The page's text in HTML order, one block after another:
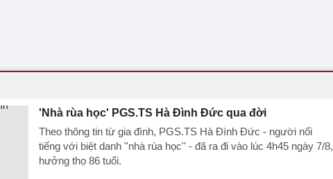
'Nhà rùa học' PGS.TS Hà Đình Đức qua đời
Theo thông tin từ gia đình, PGS.TS Hà Đình Đức - người nổi
tiếng với biệt danh ''nhà rùa học'' - đã ra đi vào lúc 4h45 ngày 7/8,
hưởng thọ 86 tuổi.